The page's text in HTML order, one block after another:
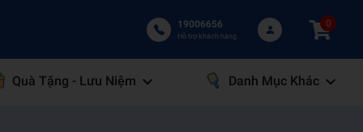
19006656
Hỗ trợ khách hàng
0
Quà Tặng - Lưu Niệm Danh Mục Khác